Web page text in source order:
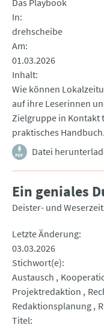
Das Playbook
In
drehscheibe
Am
01.03.2026
Inhalt
Wie können
auf ihre Leserinnen
Zielgruppe in Kontakt
praktisches Handbuch.
Datei
Ein geniales
Deister- und
Letzte Änderung
03.03.2026
Stichwort(e)
Austausch
Projektredaktion
Redaktionsplanung
Titel